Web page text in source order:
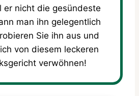
er nicht die gesündeste
man ihn gelegentlich
Sie ihn aus und
von diesem leckeren
verwöhnen!